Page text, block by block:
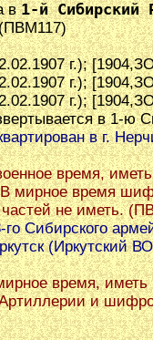
в1-й Сибирский
г.);
г.);
г.);
в 1-ю
в г.
время,
мирное время
частей не иметь.
Сибирского
(Иркутский
время, иметь
и